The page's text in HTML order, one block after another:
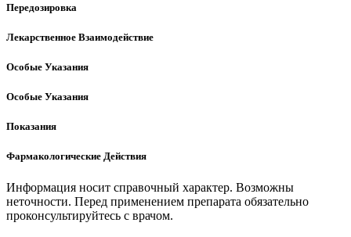
Передозировка
Лекарственное Взаимодействие
Особые Указания
Особые Указания
Показания
Фармакологические Действия
Информация носит справочный характер. Возможны
неточности. Перед применением препарата обязательно
проконсультируйтесь с врачом.